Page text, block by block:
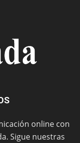
online con
Sigue nuestras